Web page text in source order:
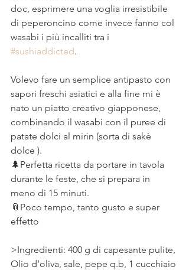
doc, esprimere una voglia irresistibile
di peperoncino come invece fanno col
wasabi i più incalliti tra i
#sushiaddicted. ⠀
Volevo fare un semplice antipasto con
sapori freschi asiatici e alla fine mi è
nato un piatto creativo giapponese,
combinando il wasabi con il puree di
patate dolci al mirin (sorta di sakè
dolce ). ⠀
🌲Perfetta ricetta da portare in tavola
durante le feste, che si prepara in
meno di 15 minuti. ⠀
📎Poco tempo, tanto gusto e super
effetto ⠀
>Ingredienti: 400 g di capesante pulite,
Olio d’oliva, sale, pepe q.b, 1 cucchiaio